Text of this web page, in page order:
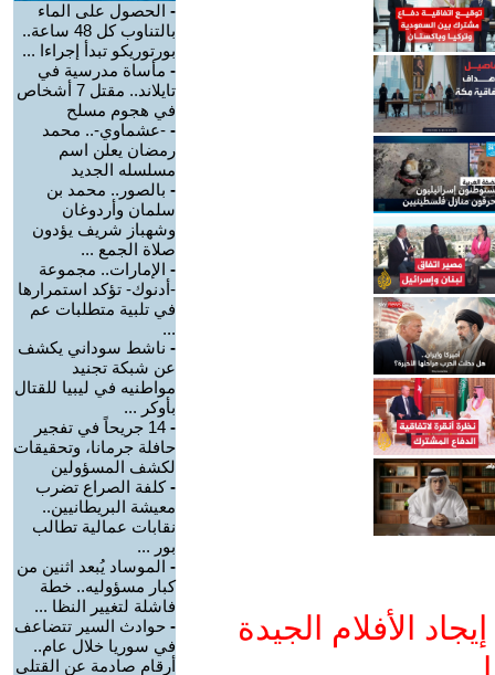
الأفلام الجيدة
- الحصول على الماء
بالتناوب كل 48 ساعة..
بورتوريكو تبدأ إجراءا ...
- مأساة مدرسية في
تايلاند.. مقتل 7 أشخاص
في هجوم مسلح
- -عشماوي-.. محمد
رمضان يعلن اسم
مسلسله الجديد
- بالصور.. محمد بن
سلمان وأردوغان
وشهباز شريف يؤدون
صلاة الجمع ...
- الإمارات.. مجموعة
-أدنوك- تؤكد استمرارها
في تلبية متطلبات عم
...
- ناشط سوداني يكشف
عن شبكة تجنيد
مواطنيه في ليبيا للقتال
بأوكر ...
-
14 جريحاً في تفجير
حافلة جرمانا، وتحقيقات
لكشف المسؤولين
-كلفة الصراع تضرب
معيشة البريطانيين..
نقابات عمالية تطالب
بور ...
- الموساد يُبعد اثنين من
كبار مسؤوليه.. خطة
فاشلة لتغيير النظا ...
- حوادث السير تتضاعف
في سوريا خلال عام..
أرقام صادمة عن القتلى